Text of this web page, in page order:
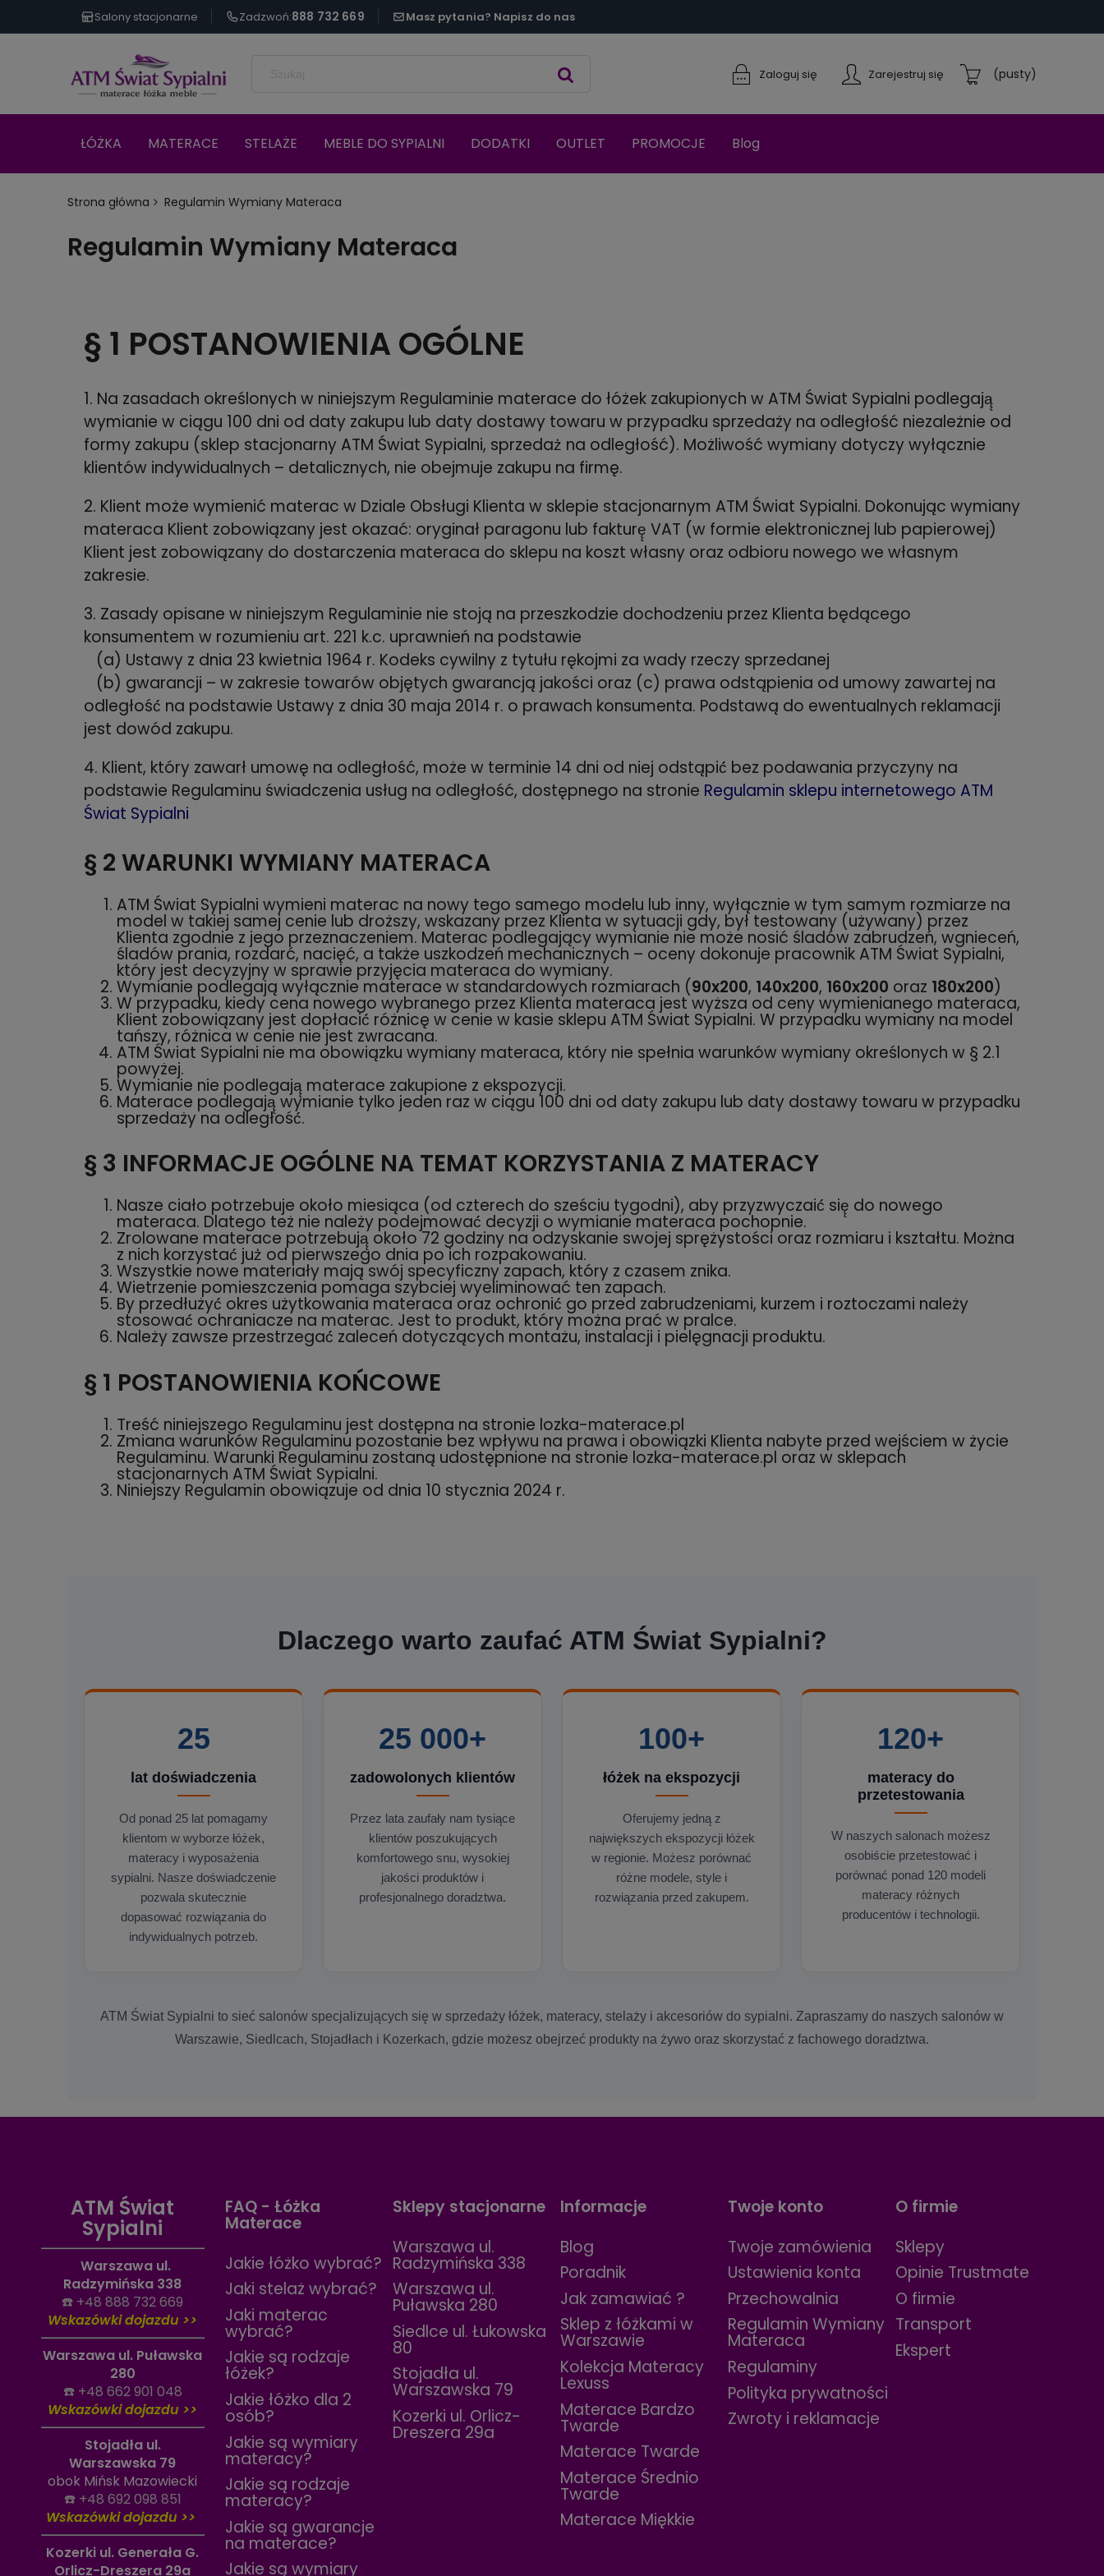
Salony stacjonarne Zadzwoń:888 732 669 Masz pytania? Napisz do nas
Zarejestruj się
Zaloguj się (pusty)
ŁÓŻKA MATERACE STELAŻE MEBLE DO SYPIALNI DODATKI OUTLET PROMOCJE Blog
Strona główna Regulamin Wymiany Materaca
Regulamin Wymiany Materaca
§ 1 POSTANOWIENIA OGÓLNE
1. Na zasadach określonych w niniejszym Regulaminie materace do łóżek zakupionych w ATM Świat Sypialni podlegają̨
wymianie w ciągu 100 dni od daty zakupu lub daty dostawy towaru w przypadku sprzedaży na odległość niezależnie od
formy zakupu (sklep stacjonarny ATM Świat Sypialni, sprzedaż̇ na odległość). Możliwość wymiany dotyczy wyłącznie
klientów indywidualnych – detalicznych, nie obejmuje zakupu na firmę.
2. Klient może wymienić materac w Dziale Obsługi Klienta w sklepie stacjonarnym ATM Świat Sypialni. Dokonując wymiany
materaca Klient zobowiązany jest okazać: oryginał paragonu lub fakturę̨ VAT (w formie elektronicznej lub papierowej)
Klient jest zobowiązany do dostarczenia materaca do sklepu na koszt własny oraz odbioru nowego we własnym
zakresie.
3. Zasady opisane w niniejszym Regulaminie nie stoją na przeszkodzie dochodzeniu przez Klienta będącego
konsumentem w rozumieniu art. 221 k.c. uprawnień na podstawie
(a) Ustawy z dnia 23 kwietnia 1964 r. Kodeks cywilny z tytułu rękojmi za wady rzeczy sprzedanej
(b) gwarancji – w zakresie towarów objętych gwarancją jakości oraz (c) prawa odstąpienia od umowy zawartej na
odległość́ na podstawie Ustawy z dnia 30 maja 2014 r. o prawach konsumenta. Podstawą do ewentualnych reklamacji
jest dowód zakupu.
4. Klient, który zawarł umowę na odległość, może w terminie 14 dni od niej odstąpić́ bez podawania przyczyny na
podstawie Regulaminu świadczenia usług na odległość, dostępnego na stronie Regulamin sklepu internetowego ATM
Świat Sypialni
§ 2 WARUNKI WYMIANY MATERACA
ATM Świat Sypialni wymieni materac na nowy tego samego modelu lub inny, wyłącznie w tym samym rozmiarze na
model w takiej samej cenie lub droższy, wskazany przez Klienta w sytuacji gdy, był testowany (używany) przez
Klienta zgodnie z jego przeznaczeniem. Materac podlegający wymianie nie może nosić śladów zabrudzeń, wgnieceń,
śladów prania, rozdarć, nacięć, a także uszkodzeń mechanicznych – oceny dokonuje pracownik ATM Świat Sypialni,
który jest decyzyjny w sprawie przyjęcia materaca do wymiany.
Wymianie podlegają wyłącznie materace w standardowych rozmiarach (90x200, 140x200, 160x200 oraz 180x200)
W przypadku, kiedy cena nowego wybranego przez Klienta materaca jest wyższa od ceny wymienianego materaca,
Klient zobowiązany jest dopłacić́ różnicę w cenie w kasie sklepu ATM Świat Sypialni. W przypadku wymiany na model
tańszy, różnica w cenie nie jest zwracana.
ATM Świat Sypialni nie ma obowiązku wymiany materaca, który nie spełnia warunków wymiany określonych w § 2.1
powyżej.
Wymianie nie podlegają̨ materace zakupione z ekspozycji.
Materace podlegają̨ wymianie tylko jeden raz w ciągu 100 dni od daty zakupu lub daty dostawy towaru w przypadku
sprzedaży na odległość́.
§ 3 INFORMACJE OGÓLNE NA TEMAT KORZYSTANIA Z MATERACY
Nasze ciało potrzebuje około miesiąca (od czterech do sześciu tygodni), aby przyzwyczaić́ się̨ do nowego
materaca. Dlatego też nie należy podejmować́ decyzji o wymianie materaca pochopnie.
Zrolowane materace potrzebują̨ około 72 godziny na odzyskanie swojej sprężystości oraz rozmiaru i kształtu. Można
z nich korzystać́ już̇ od pierwszego dnia po ich rozpakowaniu.
Wszystkie nowe materiały mają swój specyficzny zapach, który z czasem znika.
Wietrzenie pomieszczenia pomaga szybciej wyeliminować ten zapach.
By przedłużyć́ okres użytkowania materaca oraz ochronić́ go przed zabrudzeniami, kurzem i roztoczami należy
stosować́ ochraniacze na materac. Jest to produkt, który można prać w pralce.
Należy zawsze przestrzegać́ zaleceń dotyczących montażu, instalacji i pielęgnacji produktu.
§ 1 POSTANOWIENIA KOŃCOWE
Treść niniejszego Regulaminu jest dostępna na stronie lozka-materace.pl
Zmiana warunków Regulaminu pozostanie bez wpływu na prawa i obowiązki Klienta nabyte przed wejściem w życie
Regulaminu. Warunki Regulaminu zostaną udostępnione na stronie lozka-materace.pl oraz w sklepach
stacjonarnych ATM Świat Sypialni.
Niniejszy Regulamin obowiązuje od dnia 10 stycznia 2024 r.
Dlaczego warto zaufać ATM Świat Sypialni?
25
lat doświadczenia
Od ponad 25 lat pomagamy
klientom w wyborze łóżek,
materacy i wyposażenia
sypialni. Nasze doświadczenie
pozwala skutecznie
dopasować rozwiązania do
indywidualnych potrzeb.
25 000+
zadowolonych klientów
Przez lata zaufały nam tysiące
klientów poszukujących
komfortowego snu, wysokiej
jakości produktów i
profesjonalnego doradztwa.
100+
łóżek na ekspozycji
Oferujemy jedną z
największych ekspozycji łóżek
w regionie. Możesz porównać
różne modele, style i
rozwiązania przed zakupem.
120+
materacy do
przetestowania
W naszych salonach możesz
osobiście przetestować i
porównać ponad 120 modeli
materacy różnych
producentów i technologii.
ATM Świat Sypialni to sieć salonów specjalizujących się w sprzedaży łóżek, materacy, stelaży i akcesoriów do sypialni. Zapraszamy do naszych salonów w
Warszawie, Siedlcach, Stojadłach i Kozerkach, gdzie możesz obejrzeć produkty na żywo oraz skorzystać z fachowego doradztwa.
FAQ - Łóżka
Materace
Jakie łóżko wybrać?
Jaki stelaż wybrać?
Jaki materac
wybrać?
Jakie są rodzaje
łóżek?
Jakie łóżko dla 2
osób?
Jakie są wymiary
materacy?
Jakie są rodzaje
materacy?
Jakie są gwarancje
na materace?
Jakie są wymiary
Sklepy stacjonarne
Warszawa ul.
Radzymińska 338
Warszawa ul.
Puławska 280
Siedlce ul. Łukowska
80
Stojadła ul.
Warszawska 79
Kozerki ul. Orlicz-
Dreszera 29a
Informacje
Blog
Poradnik
Jak zamawiać ?
Sklep z łóżkami w
Warszawie
Kolekcja Materacy
Lexuss
Materace Bardzo
Twarde
Materace Twarde
Materace Średnio
Twarde
Materace Miękkie
Twoje konto
Twoje zamówienia
Ustawienia konta
Przechowalnia
Regulamin Wymiany
Materaca
Regulaminy
Polityka prywatności
Zwroty i reklamacje
O firmie
Sklepy
Opinie Trustmate
O firmie
Transport
Ekspert
ATM Świat
Sypialni
Warszawa ul.
Radzymińska 338
☎️ +48 888 732 669
Wskazówki dojazdu >>
Warszawa ul. Puławska
280
☎️ +48 662 901 048
Wskazówki dojazdu >>
Stojadła ul.
Warszawska 79
obok Mińsk Mazowiecki
☎️ +48 692 098 851
Wskazówki dojazdu >>
Kozerki ul. Generała G.
Orlicz-Dreszera 29a